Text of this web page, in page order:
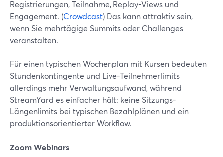
Registrierungen, Teilnahme, Replay-Views und
Engagement. (Crowdcast) Das kann attraktiv sein,
wenn Sie mehrtägige Summits oder Challenges
veranstalten.
Für einen typischen Wochenplan mit Kursen bedeuten
Stundenkontingente und Live-Teilnehmerlimits
allerdings mehr Verwaltungsaufwand, während
StreamYard es einfacher hält: keine Sitzungs-
Längenlimits bei typischen Bezahlplänen und ein
produktionsorientierter Workflow.
Zoom Webinars